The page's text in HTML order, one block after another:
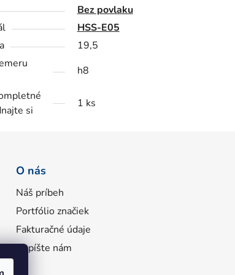
Bez povlaku
HSS-E05
19,5
h8
si
1 ks
O nás
Náš príbeh
Portfólio značiek
Fakturačné údaje
Napíšte nám